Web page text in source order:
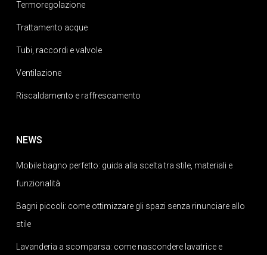
Termoregolazione
Trattamento acque
Tubi, raccordi e valvole
Ventilazione
Riscaldamento e raffrescamento
NEWS
Mobile bagno perfetto: guida alla scelta tra stile, materiali e
funzionalità
Bagni piccoli: come ottimizzare gli spazi senza rinunciare allo
stile
Lavanderia a scomparsa: come nascondere lavatrice e